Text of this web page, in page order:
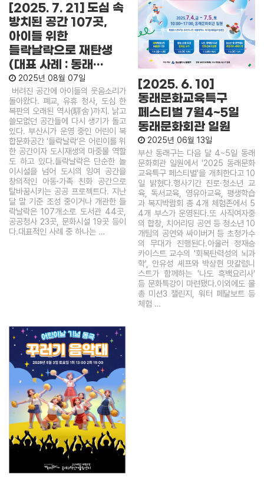
[2025. 7. 21] 도심 속
방치된 공간 107곳,
아이들 위한
들락날락으로 재탄생
(대표 사례 : 동래…
2025년 08월 07일
버려진 공간에 아이들의 웃음소리가
돌아왔다. 폐교, 유휴 청사, 도심 한
복판의 오래된 역사(驛舍)까지. 낡고
쓸모없던 공간들에 다시 생기가 돌고
있다. 부산시가 운영 중인 어린이 복
합문화공간 ‘들락날락’은 어린이를 위
한 공간이자 도시재생의 마중물 역할
도 하고 있다.들락날락은 단순한 놀
이시설을 넘어 도시의 잉여 공간을
창의적인 아동·가족 친화 공간으로
탈바꿈시키는 공공 프로젝트다. 지난
달 말 기준 조성 중이거나 개관한 들
락날락은 107개소로 도서관 44곳,
공공청사 23곳, 문화시설 19곳 등이
다.대표적인 사례 중 하나는 …
[2025. 6. 10]
동래문화교육특구
페스티벌 7월4~5일
동래문화회관 일원
2025년 06월 13일
부산 동래구는 다음 달 4~5일 동래
문화회관 일원에서 '2025 동래문화
교육특구 페스티벌'을 개최한다고 10
일 밝혔다.행사기간 진로·청소년 교
육, 독서교육, 영유아교육, 평생학습
과 복지박람회 총 4개 체험존에서 5
4개 부스가 운영된다.또 사직여자중
의 합창, 치어리딩 공연 등 청소년 10
개팀의 공연와 싸이버거 등 초청가수
의 무대가 진행된다.아울러 정재승
카이스트 교수의 '회복탄력성의 뇌과
학', 안유성 셰프와 박상현 맛칼럼니
스트가 함께하는 '나도 흑백요리사'
등 문화특강이 마련됐다.이외에도 물
총 미션3 챌린지, 워터 페달보트 등
체험 …